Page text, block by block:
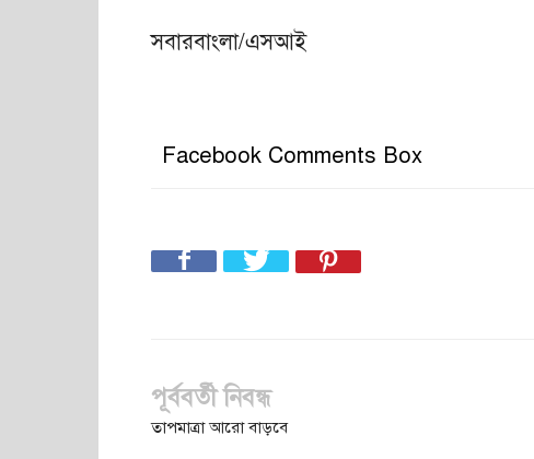
সবারবাংলা/এসআই
Facebook Comments Box
পূর্ববর্তী নিবন্ধ
তাপমাত্রা আরো বাড়বে